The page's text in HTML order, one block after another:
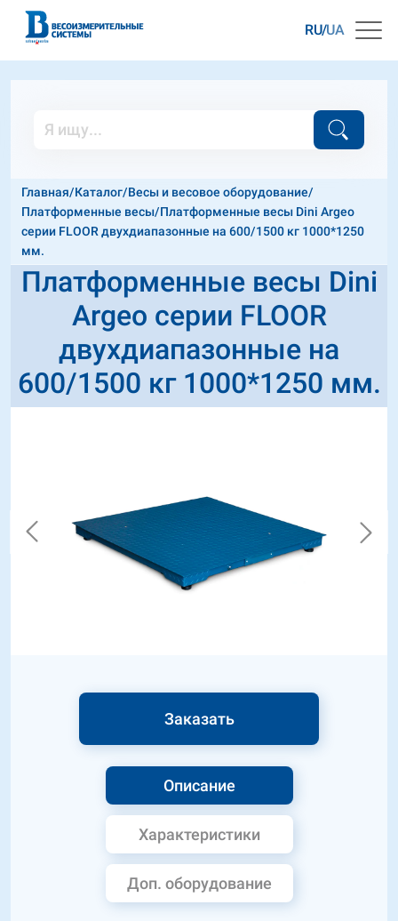
RU UA
Главная/Каталог/Весы и весовое оборудование/
Платформенные весы/Платформенные весы Dini Argeo
серии FLOOR двухдиапазонные на 600/1500 кг 1000*1250
мм.
Платформенные весы Dini
Argeo серии FLOOR
двухдиапазонные на
600/1500 кг 1000*1250 мм.
Описание
Характеристики
Доп. оборудование
Заказать